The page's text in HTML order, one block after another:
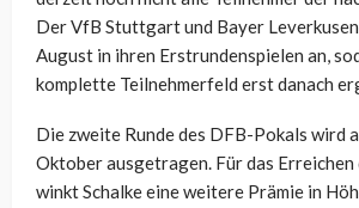
Der VfB Stuttgart und Bayer
August in ihren Erstrundenspielen an,
komplette Teilnehmerfeld erst danach
Die zweite Runde des DFB-Pokals wird
Oktober ausgetragen. Für das
winkt Schalke eine weitere Prämie in